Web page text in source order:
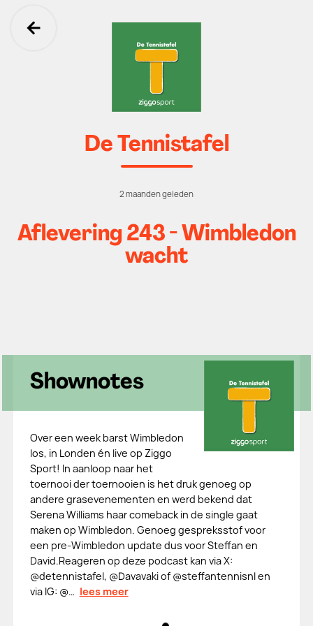
Ga terug
De Tennistafel
2 maanden geleden
Aflevering 243 - Wimbledon
wacht
Shownotes
Over een week barst Wimbledon
los, in Londen én live op Ziggo
Sport! In aanloop naar het
toernooi der toernooien is het druk genoeg op
andere grasevenementen en werd bekend dat
Serena Williams haar comeback in de single gaat
maken op Wimbledon. Genoeg gespreksstof voor
een pre-Wimbledon update dus voor Steffan en
David.Reageren op deze podcast kan via X:
@⁠⁠⁠⁠⁠⁠⁠⁠⁠⁠⁠⁠⁠⁠⁠⁠⁠⁠⁠⁠⁠⁠⁠detennistafel⁠⁠⁠⁠⁠⁠⁠⁠⁠⁠⁠⁠⁠⁠⁠⁠⁠⁠⁠⁠⁠⁠⁠, @⁠⁠⁠⁠⁠⁠⁠⁠⁠⁠⁠⁠⁠⁠⁠⁠⁠⁠⁠⁠⁠⁠⁠Davavaki⁠⁠⁠⁠⁠⁠⁠⁠⁠⁠⁠⁠⁠⁠⁠⁠⁠⁠⁠⁠⁠⁠⁠ of @⁠⁠⁠⁠⁠⁠⁠⁠⁠⁠⁠⁠⁠⁠⁠⁠⁠⁠⁠⁠⁠⁠⁠steffantennisnl⁠⁠⁠⁠⁠⁠⁠⁠⁠⁠⁠⁠⁠⁠⁠⁠⁠⁠⁠⁠⁠⁠⁠ en
via IG: @⁠⁠⁠⁠⁠⁠⁠… lees meer